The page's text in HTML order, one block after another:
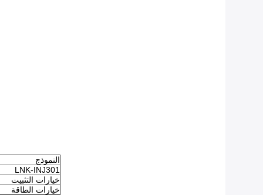
النموذج
LNK-INJ301
خيارات التثبيت
خيارات الطاقة